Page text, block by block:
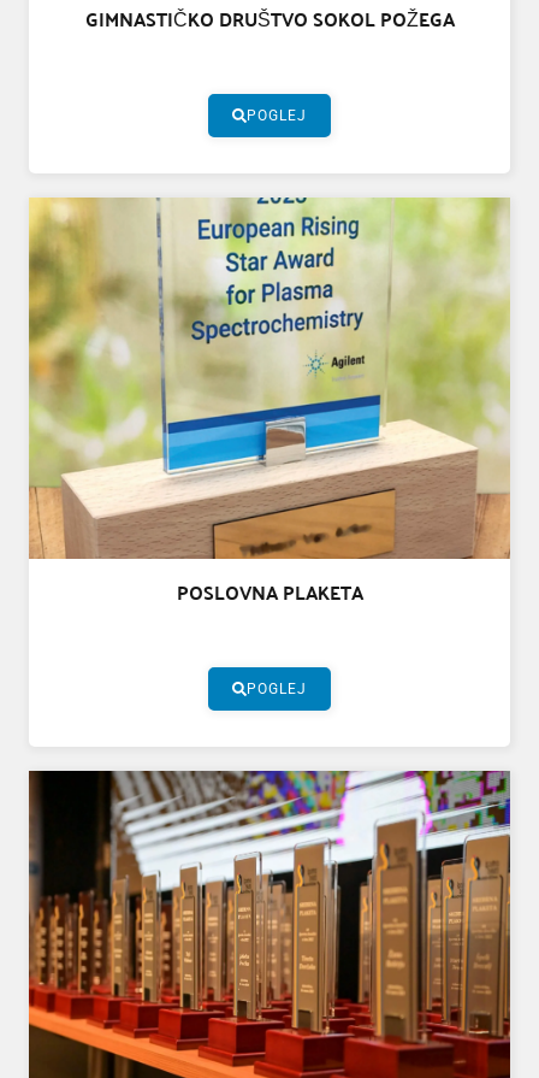
GIMNASTIČKO DRUŠTVO SOKOL POŽEGA
POGLEJ
POSLOVNA PLAKETA
POGLEJ